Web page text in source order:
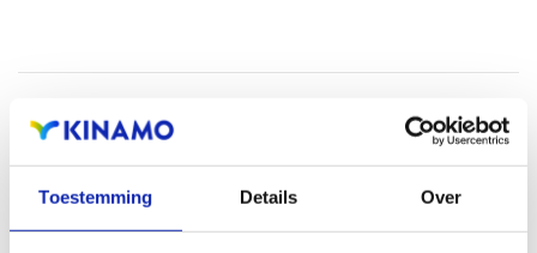
Toestemming Details Over